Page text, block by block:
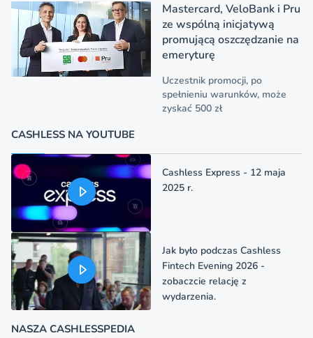
Mastercard, VeloBank i Pru
ze wspólną inicjatywą
promującą oszczędzanie na
emeryturę
Uczestnik promocji, po
spełnieniu warunków, może
zyskać 500 zł
CASHLESS NA YOUTUBE
Cashless Express - 12 maja
2025 r.
Jak było podczas Cashless
Fintech Evening 2026 -
zobaczcie relację z
wydarzenia.
NASZA CASHLESSPEDIA